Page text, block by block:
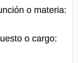
o materia:
o cargo: